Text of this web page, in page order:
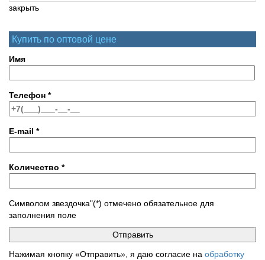
закрыть
Купить по оптовой цене
Имя
Телефон *
E-mail *
Количество *
Символом звездочка"(*) отмечено обязательное для
заполнения поле
Нажимая кнопку «Отправить», я даю согласие на обработку